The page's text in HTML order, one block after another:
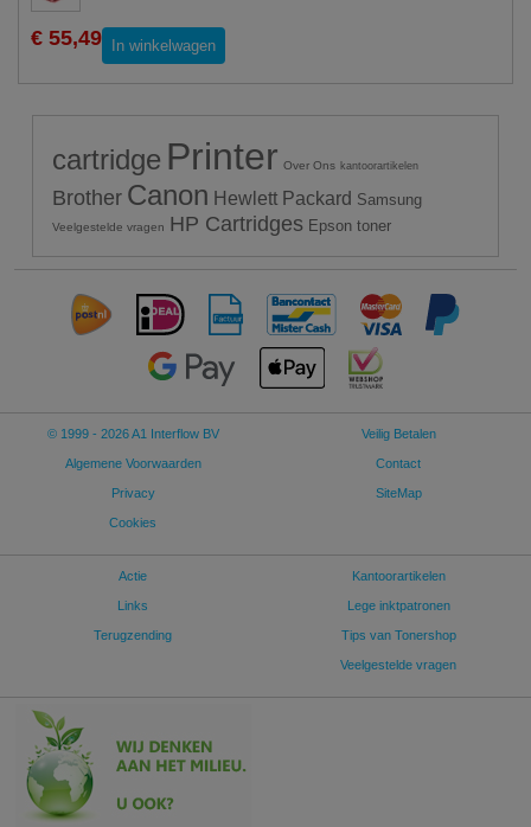
€ 55,49 In winkelwagen
cartridge Printer Over Ons kantoorartikelen
Brother Canon Hewlett Packard Samsung
Veelgestelde vragen HP Cartridges Epson toner
© 1999 - 2026 A1 Interflow BV
Algemene Voorwaarden
Privacy
Cookies
Veilig Betalen
Contact
SiteMap
Actie
Links
Terugzending
Kantoorartikelen
Lege inktpatronen
Tips van Tonershop
Veelgestelde vragen